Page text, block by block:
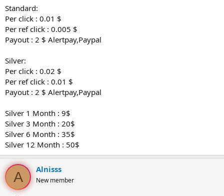
Standard:
Per click : 0.01 $
Per ref click : 0.005 $
Payout : 2 $ Alertpay,Paypal
Silver:
Per click : 0.02 $
Per ref click : 0.01 $
Payout : 2 $ Alertpay,Paypal
Silver 1 Month : 9$
Silver 3 Month : 20$
Silver 6 Month : 35$
Silver 12 Month : 50$
A Alnisss
New member